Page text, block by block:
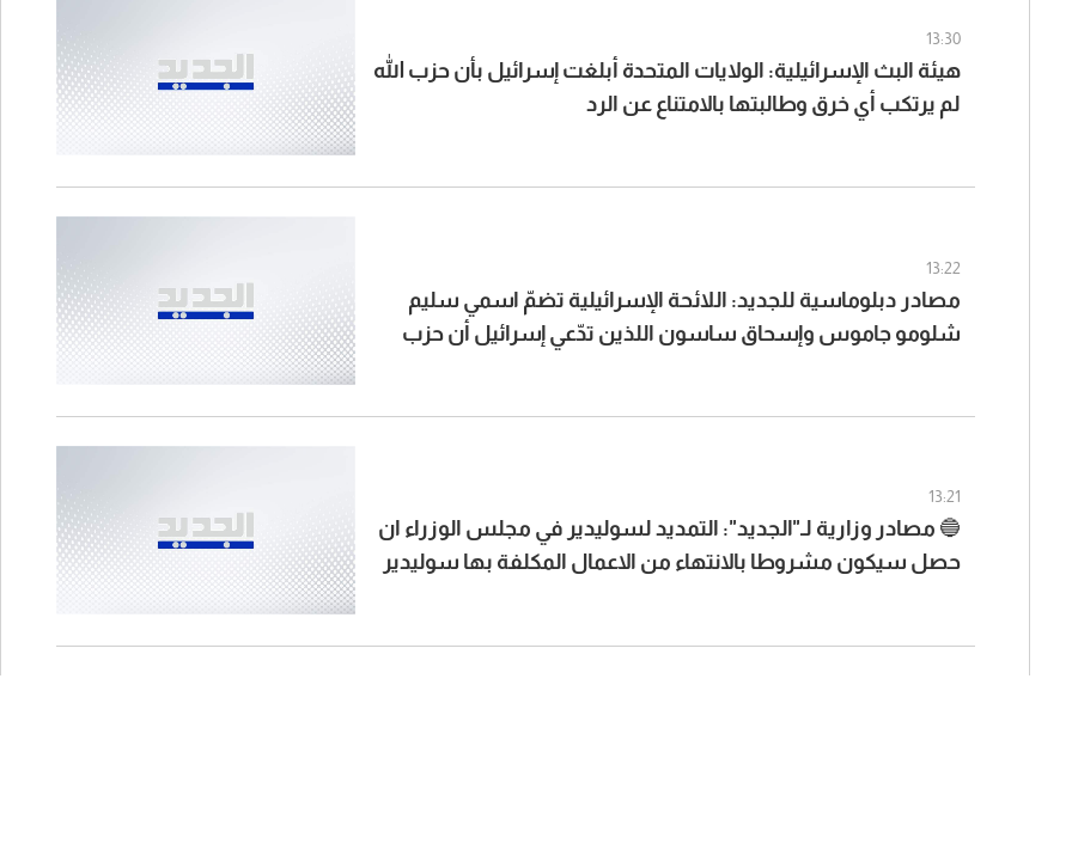
13:30
هيئة البث الإسرائيلية: الولايات المتحدة أبلغت إسرائيل بأن حزب الله
لم يرتكب أي خرق وطالبتها بالامتناع عن الرد
13:22
مصادر دبلوماسية للجديد: اللائحة الإسرائيلية تضمّ اسمي سليم
شلومو جاموس وإسحاق ساسون اللذين تدّعي إسرائيل أن حزب
13:21
🔵 مصادر وزارية لـ"الجديد": التمديد لسوليدير في مجلس الوزراء ان
حصل سيكون مشروطا بالانتهاء من الاعمال المكلفة بها سوليدير